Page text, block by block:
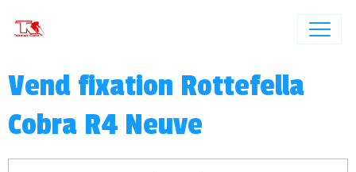
Vend fixation Rottefella
Cobra R4 Neuve